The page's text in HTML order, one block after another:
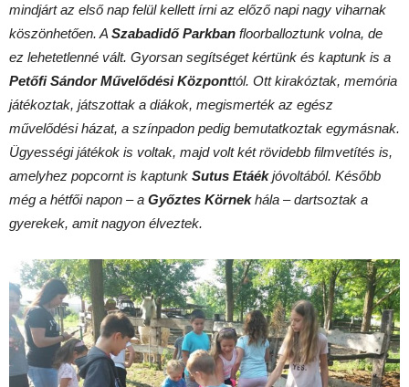
mindjárt az első nap felül kellett írni az előző napi nagy viharnak
köszönhetően. A Szabadidő Parkban floorballoztunk volna, de
ez lehetetlenné vált. Gyorsan segítséget kértünk és kaptunk is a
Petőfi Sándor Művelődési Központtól. Ott kirakóztak, memória
játékoztak, játszottak a diákok, megismerték az egész
művelődési házat, a színpadon pedig bemutatkoztak egymásnak.
Ügyességi játékok is voltak, majd volt két rövidebb filmvetítés is,
amelyhez popcornt is kaptunk Sutus Etáékjóvoltából. Később
még a hétfői napon – a Győztes Körnekhála – dartsoztak a
gyerekek, amit nagyon élveztek.